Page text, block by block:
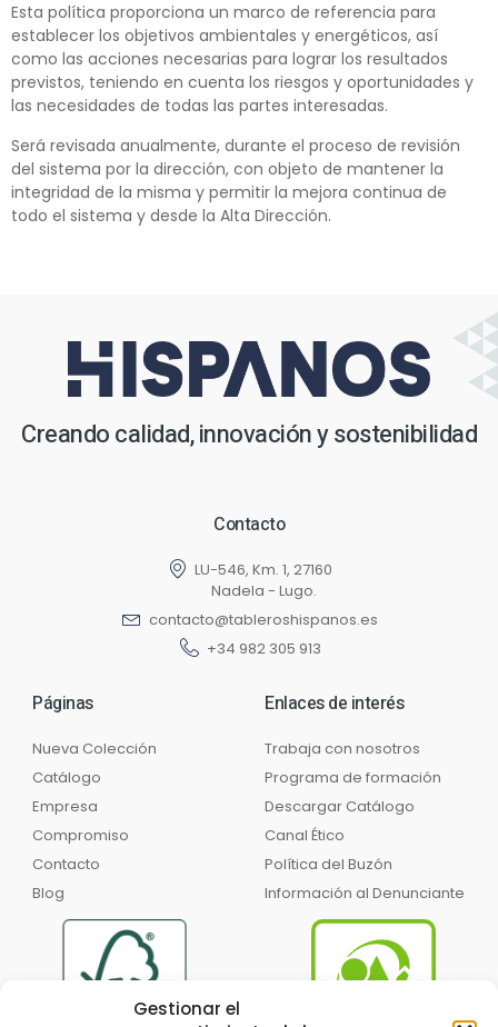
Gestionar el
Esta política proporciona un marco de referencia para
establecer los objetivos ambientales y energéticos, así
como las acciones necesarias para lograr los resultados
previstos, teniendo en cuenta los riesgos y oportunidades y
las necesidades de todas las partes interesadas.
Será revisada anualmente, durante el proceso de revisión
del sistema por la dirección, con objeto de mantener la
integridad de la misma y permitir la mejora continua de
todo el sistema y desde la Alta Dirección.
Creando calidad, innovación y sostenibilidad
Contacto
LU-546, Km. 1, 27160
Nadela - Lugo.
contacto@tableroshispanos.es
+34 982 305 913
Páginas
Nueva Colección
Catálogo
Empresa
Compromiso
Contacto
Blog
Enlaces de interés
Trabaja con nosotros
Programa de formación
Descargar Catálogo
Canal Ético
Política del Buzón
Información al Denunciante